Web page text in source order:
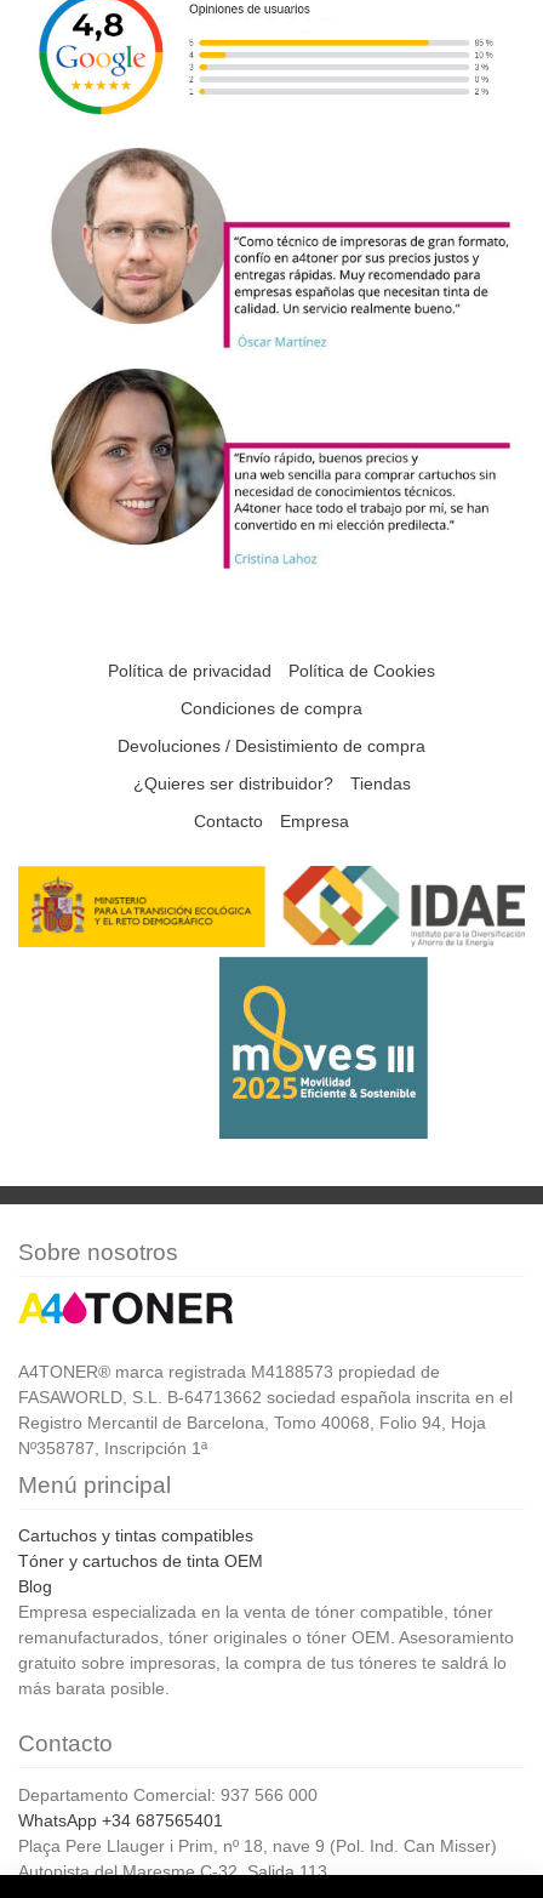
Política de privacidad
Política de Cookies
Condiciones de compra
Devoluciones / Desistimiento de compra
¿Quieres ser distribuidor?
Tiendas
Contacto
Empresa
Sobre nosotros
A4TONER® marca registrada M4188573 propiedad de
FASAWORLD, S.L. B-64713662 sociedad española inscrita en el
Registro Mercantil de Barcelona, Tomo 40068, Folio 94, Hoja
Nº358787, Inscripción 1ª
Menú principal
Cartuchos y tintas compatibles
Tóner y cartuchos de tinta OEM
Blog
Empresa especializada en la venta de tóner compatible, tóner
remanufacturados, tóner originales o tóner OEM. Asesoramiento
gratuito sobre impresoras, la compra de tus tóneres te saldrá lo
más barata posible.
Contacto
Departamento Comercial: 937 566 000
WhatsApp +34 687565401
Plaça Pere Llauger i Prim, nº 18, nave 9 (Pol. Ind. Can Misser)
Autopista del Maresme C-32, Salida 113